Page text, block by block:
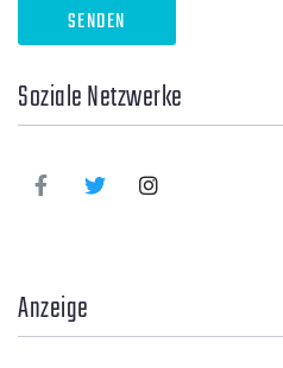
Soziale Netzwerke
Anzeige